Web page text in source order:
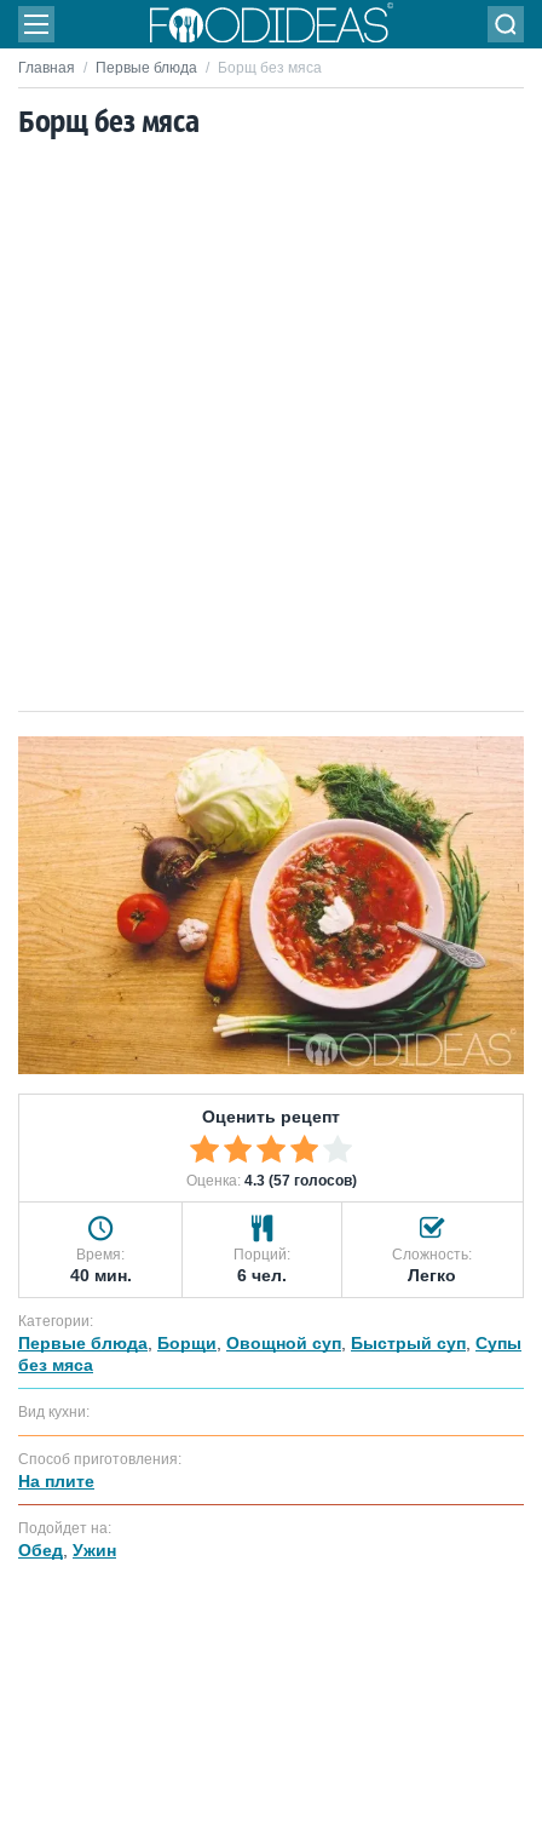
Главная / Первые блюда / Борщ без мяса
Борщ без мяса
Оценить рецепт
Оценка: 4.3 (57 голосов)
Время:
40 мин.
Порций:
6 чел.
Сложность:
Легко
Категории:
Первые блюда Борщи Овощной суп Быстрый суп Супы
без мяса
Вид кухни:
Способ приготовления:
На плите
Подойдет на:
Обед Ужин